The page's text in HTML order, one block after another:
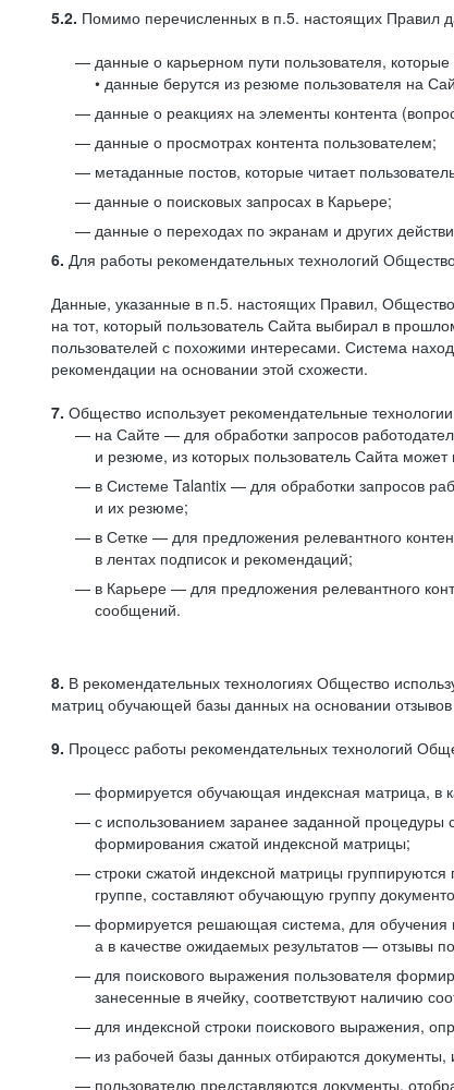
5.2. Помимо перечисленных в п.5. настоящих Правил
данные о карьерном пути пользователя, которые
• данные берутся из резюме пользователя на
данные о реакциях на элементы контента
данные о просмотрах контента пользователем;
метаданные постов, которые читает
данные о поисковых запросах в Карьере;
данные о переходах по экранам и других
6. Для работы рекомендательных технологий
Данные, указанные в п.5. настоящих Правил,
на тот, который пользователь Сайта выбирал в
пользователей с похожими интересами. Система
рекомендации на основании этой схожести.
7. Общество использует рекомендательные
на Сайте — для обработки запросов
и резюме, из которых пользователь Сайта
в Системе Talantix — для обработки запросов
и их резюме;
в Сетке — для предложения релевантного
в лентах подписок и рекомендаций;
в Карьере — для предложения релевантного
сообщений.
8. В рекомендательных технологиях Общество
матриц обучающей базы данных на основании отзывов
9. Процесс работы рекомендательных технологий
формируется обучающая индексная матрица, в
с использованием заранее заданной
формирования сжатой индексной матрицы;
строки сжатой индексной матрицы
группе, составляют обучающую группу
формируется решающая система, для обучения
а в качестве ожидаемых результатов — отзывы
для поискового выражения пользователя
занесенные в ячейку, соответствуют наличию
для индексной строки поискового выражения,
из рабочей базы данных отбираются документы,
пользователю представляются документы,